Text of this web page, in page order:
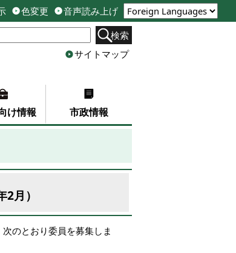
色変更
音声読み上げ
検索
サイトマップ
け情報 市政情報
月）
のとおり委員を募集しま